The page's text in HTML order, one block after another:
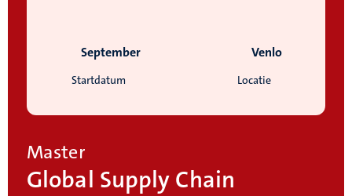
Startdatum
September
Locatie
Venlo
Master
Global Supply Chain